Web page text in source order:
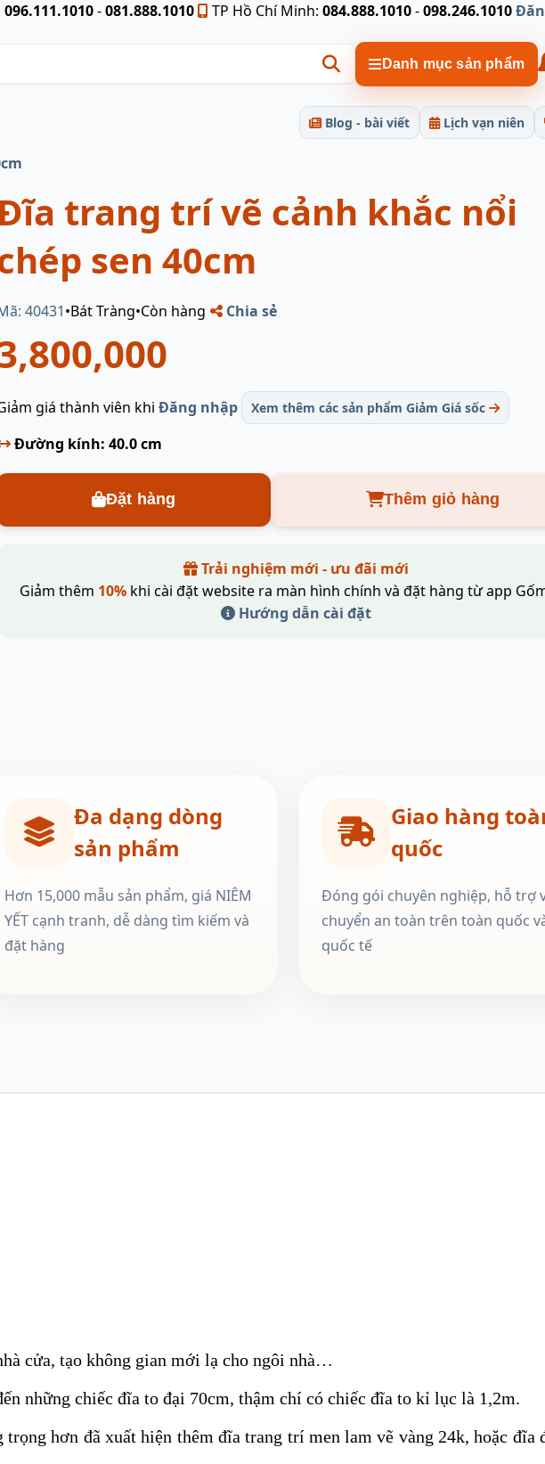
096.111.1010-081.888.1010 TP Hồ Chí Minh: 084.888.1010-098.246.1010
Danh mục sản phẩm
Lịch vạn niên
Blog - bài viết
trang trí vẽ cảnh khắc nổi
sen 40cm
40431•Bát Tràng•Còn hàng Chia sẻ
giá thành viên khi Đăng nhập Xem thêm các sản phẩm Giảm Giá sốc
Đường kính: 40.0 cm
Đặt hàng Thêm giỏ hàng
Trải nghiệm mới - ưu đãi mới
Giảm thêm 10% khi cài đặt website ra màn hình chính và đặt hàng từ app
Hướng dẫn cài đặt
Đa dạng dòng
sản phẩm
Hơn 15,000 mẫu sản phẩm, giá NIÊM
YẾT cạnh tranh, dễ dàng tìm kiếm và
đặt hàng
Giao hàng
quốc
Đóng gói chuyên nghiệp, hỗ trợ
chuyển an toàn trên toàn quốc
quốc tế
cửa, tạo không gian mới lạ cho ngôi nhà…
những chiếc đĩa to đại 70cm, thậm chí có chiếc đĩa to kỉ lục là 1,2m.
hơn đã xuất hiện thêm đĩa trang trí men lam vẽ vàng 24k, hoặc đĩa